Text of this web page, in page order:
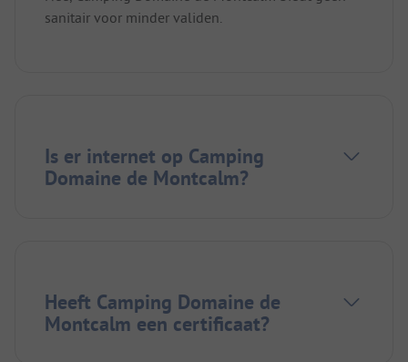
sanitair voor minder validen.
Is er internet op Camping
Domaine de Montcalm?
Heeft Camping Domaine de
Montcalm een certificaat?